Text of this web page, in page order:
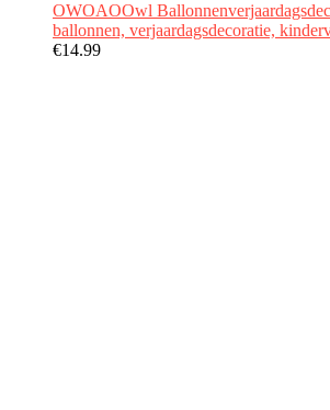
OWOAOOwl
ballonnen, verjaardagsdecoratie,
€14.99